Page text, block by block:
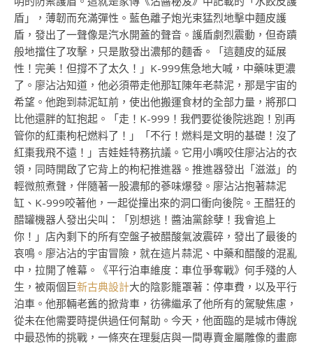
盾」，薄韌而充滿彈性。藍色離子炮光束猛烈地擊中麵皮護
盾，發出了一聲像是汽水開蓋的聲音。護盾劇烈震動，但奇蹟
般地擋住了攻擊，只是散發出濃郁的麵香。「這麵皮的延展
性！完美！但撐不了太久！」K-999焦急地大喊，中藥味更濃
了。廖沾沾知道，他必須帶走他那缸陳年老蒜泥，那是宇宙的
希望。他跑到蒜泥缸前，使出他搬運食材的全部力量，將那口
比他還胖的缸抱起。「走！K-999！我們要從後院逃跑！別再
管你的紅棗枸杞燃料了！」「不行！燃料是文明的基礎！沒了
紅棗我飛不遠！」吉娃娃特務抗議。它用小嘴咬住廖沾沾的衣
領，同時開啟了它背上的枸杞推進器。推進器發出「滋滋」的
輕微煎煮聲，伴隨著一股濃郁的蔘味爆發。廖沾沾抱著蒜泥
缸、K-999咬著他，一起從撞出來的洞口衝向後院。王醋狂的
醋罐機器人發出尖叫：「別想逃！醬油黨餘孽！我會追上
你！」店內剩下的所有空盤子被醋酸氣波震碎，發出了最後的
哀鳴。廖沾沾的宇宙冒險，就在這片蒜泥、中藥和醋酸的混亂
中，拉開了帷幕。《平行泊車維度：車位爭奪戰》何手殘的人
生，被兩個巨新古典設計大的陰影籠罩著：停車費，以及平行
泊車。他那輛老舊的掀背車，彷彿繼承了他所有的駕駛焦慮，
從未在他需要時提供過任何幫助。今天，他面臨的是城市傳說
中最恐怖的挑戰，一條夾在理髮店與一間專賣金屬雕像的畫廊